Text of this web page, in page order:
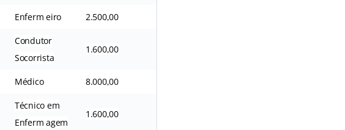
Enferm eiro 2.500,00
Condutor
Socorrista
1.600,00
Médico 8.000,00
Técnico em
Enferm agem
1.600,00